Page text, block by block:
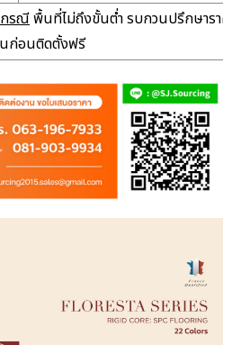
กรณีพื้นที่ไม่ถึงขั้นต่ำ รบกวนปรึกษาราคาเ
นก่อนติดตั้งฟรี